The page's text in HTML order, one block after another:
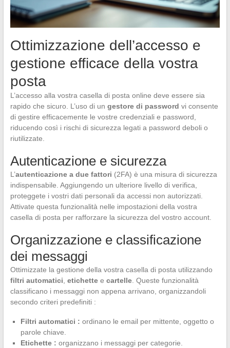
Ottimizzazione dell’accesso e
gestione efficace della vostra
posta
L’accesso alla vostra casella di posta online deve essere sia
rapido che sicuro. L’uso di un gestore di password vi consente
di gestire efficacemente le vostre credenziali e password,
riducendo così i rischi di sicurezza legati a password deboli o
riutilizzate.
Autenticazione e sicurezza
L’autenticazione a due fattori (2FA) è una misura di sicurezza
indispensabile. Aggiungendo un ulteriore livello di verifica,
proteggete i vostri dati personali da accessi non autorizzati.
Attivate questa funzionalità nelle impostazioni della vostra
casella di posta per rafforzare la sicurezza del vostro account.
Organizzazione e classificazione
dei messaggi
Ottimizzate la gestione della vostra casella di posta utilizzando
filtri automatici, etichettee cartelle. Queste funzionalità
classificano i messaggi non appena arrivano, organizzandoli
secondo criteri predefiniti :
Filtri automatici : ordinano le email per mittente, oggetto o
parole chiave.
Etichette : organizzano i messaggi per categorie.